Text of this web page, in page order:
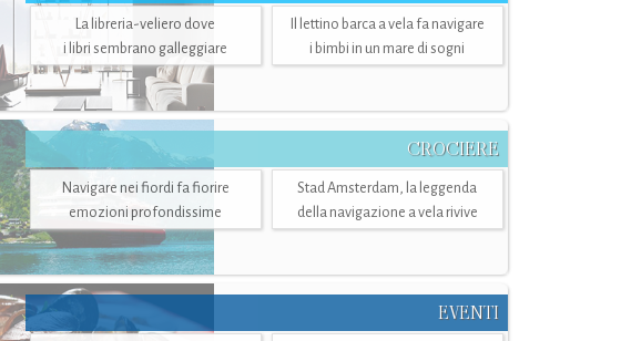
La libreria-veliero dove
i libri sembrano galleggiare
Il lettino barca a vela fa navigare
i bimbi in un mare di sogni
CROCIERE
Navigare nei fiordi fa fiorire
emozioni profondissime
Stad Amsterdam, la leggenda
della navigazione a vela rivive
EVENTI